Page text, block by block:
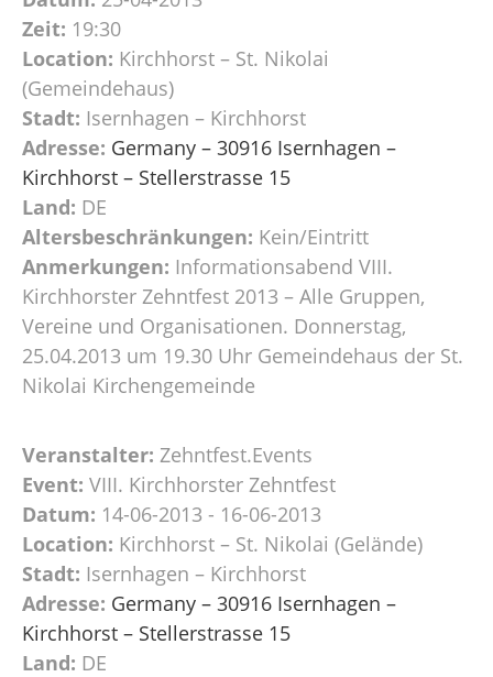
Zeit: 19:30
Location: Kirchhorst – St. Nikolai
(Gemeindehaus)
Stadt: Isernhagen – Kirchhorst
Adresse: Germany – 30916 Isernhagen –
Kirchhorst – Stellerstrasse 15
Land: DE
Altersbeschränkungen: Kein/Eintritt
Anmerkungen: Informationsabend VIII.
Kirchhorster Zehntfest 2013 – Alle Gruppen,
Vereine und Organisationen. Donnerstag,
25.04.2013 um 19.30 Uhr Gemeindehaus der St.
Nikolai Kirchengemeinde
Veranstalter: Zehntfest.Events
Event: VIII. Kirchhorster Zehntfest
Datum: 14-06-2013 - 16-06-2013
Location: Kirchhorst – St. Nikolai (Gelände)
Stadt: Isernhagen – Kirchhorst
Adresse: Germany – 30916 Isernhagen –
Kirchhorst – Stellerstrasse 15
Land: DE